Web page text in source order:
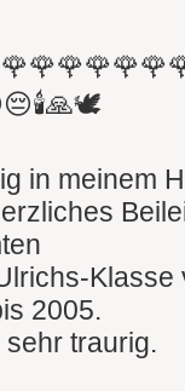
in meinem
Klasse
2005.
sehr traurig.